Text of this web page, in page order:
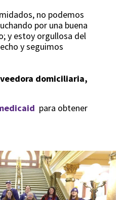
no podemos
por una buena
y estoy orgullosa del
y seguimos
domiciliaria,
para obtener